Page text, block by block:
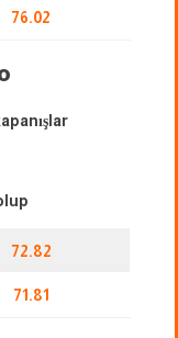
76.02
72.82
71.81